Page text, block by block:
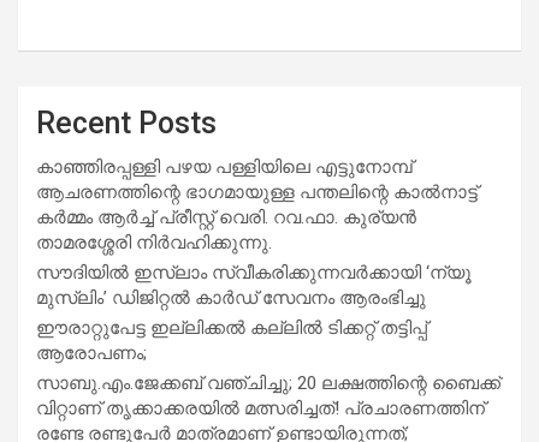
Recent Posts
കാഞ്ഞിരപ്പള്ളി പഴയ പള്ളിയിലെ എട്ടുനോമ്പ്
ആചരണത്തിന്റെ ഭാഗമായുള്ള പന്തലിന്റെ കാൽനാട്ട്
കർമ്മം ആർച്ച് പ്രീസ്റ്റ് വെരി. റവ.ഫാ. കുര്യൻ
താമരശ്ശേരി നിർവഹിക്കുന്നു.
സൗദിയില്‍ ഇസ്‌ലാം സ്വീകരിക്കുന്നവര്‍ക്കായി ‘ന്യൂ
മുസ്ലിം’ ഡിജിറ്റല്‍ കാര്‍ഡ് സേവനം ആരംഭിച്ചു
ഈരാറ്റുപേട്ട ഇല്ലിക്കൽ കല്ലിൽ ടിക്കറ്റ് തട്ടിപ്പ്
ആരോപണം;
സാബു.എം.ജേക്കബ് വഞ്ചിച്ചു; 20 ലക്ഷത്തിന്റെ ബൈക്ക്
വിറ്റാണ് തൃക്കാക്കരയില്‍ മത്സരിച്ചത്! പ്രചാരണത്തിന്
രണ്ടേ രണ്ടുപേര്‍ മാത്രമാണ് ഉണ്ടായിരുന്നത്;